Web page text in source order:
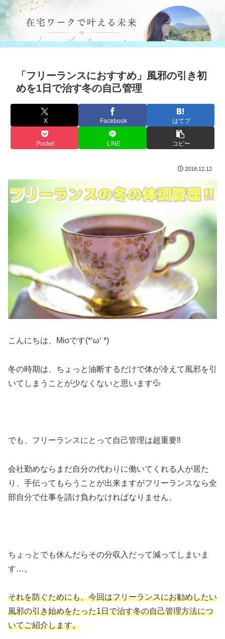
「フリーランスにおすすめ」風邪の引き初
めを1日で治す冬の自己管理
X Facebook はてブ
Pocket LINE コピー
2018.12.12
こんにちは、Mioです(*‘ω‘ *)
冬の時期は、ちょっと油断するだけで体が冷えて風邪を引
いてしまうことが少なくないと思います💦
でも、フリーランスにとって自己管理は超重要‼
会社勤めならまだ自分の代わりに働いてくれる人が居た
り、手伝ってもらうことが出来ますがフリーランスなら全
部自分で仕事を請け負わなければなりません。
ちょっとでも休んだらその分収入だって減ってしまいま
す…。
それを防ぐためにも、今回はフリーランスにお勧めしたい
風邪の引き始めをたった1日で治す冬の自己管理方法につ
いてご紹介します。